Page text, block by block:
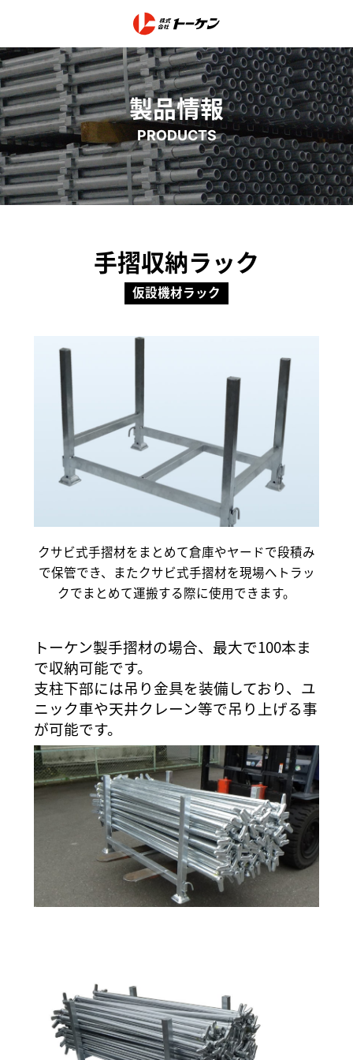
製品情報
PRODUCTS
手摺収納ラック
仮設機材ラック
クサビ式手摺材をまとめて倉庫やヤードで段積み
で保管でき、またクサビ式手摺材を現場へトラッ
クでまとめて運搬する際に使用できます。
トーケン製手摺材の場合、最大で100本ま
で収納可能です。
支柱下部には吊り金具を装備しており、ユ
ニック車や天井クレーン等で吊り上げる事
が可能です。